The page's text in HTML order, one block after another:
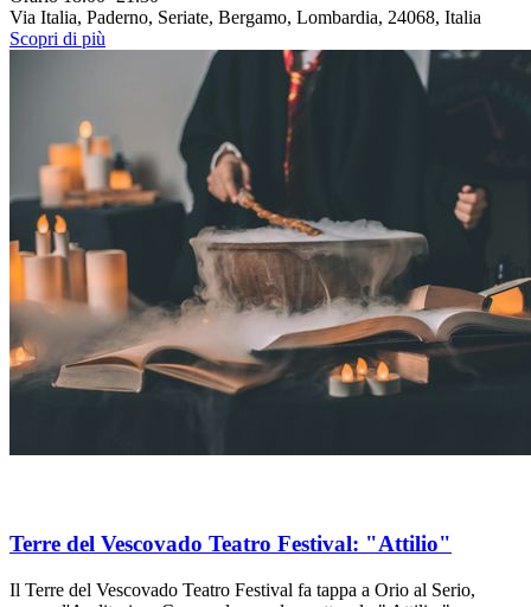
Via Italia, Paderno, Seriate, Bergamo, Lombardia, 24068, Italia
Scopri di più
Terre del Vescovado Teatro Festival: "Attilio"
Il Terre del Vescovado Teatro Festival fa tappa a Orio al Serio,